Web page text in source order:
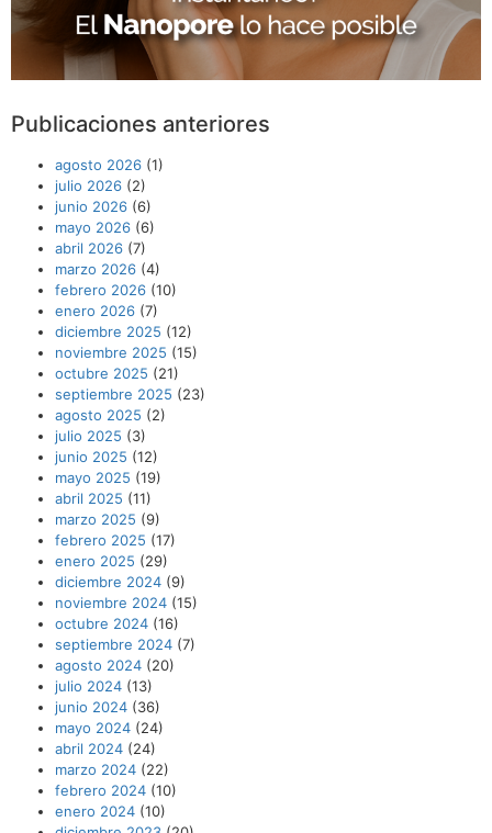
Publicaciones anteriores
agosto 2026 (1)
julio 2026 (2)
junio 2026 (6)
mayo 2026 (6)
abril 2026 (7)
marzo 2026 (4)
febrero 2026 (10)
enero 2026 (7)
diciembre 2025 (12)
noviembre 2025 (15)
octubre 2025 (21)
septiembre 2025 (23)
agosto 2025 (2)
julio 2025 (3)
junio 2025 (12)
mayo 2025 (19)
abril 2025 (11)
marzo 2025 (9)
febrero 2025 (17)
enero 2025 (29)
diciembre 2024 (9)
noviembre 2024 (15)
octubre 2024 (16)
septiembre 2024 (7)
agosto 2024 (20)
julio 2024 (13)
junio 2024 (36)
mayo 2024 (24)
abril 2024 (24)
marzo 2024 (22)
febrero 2024 (10)
enero 2024 (10)